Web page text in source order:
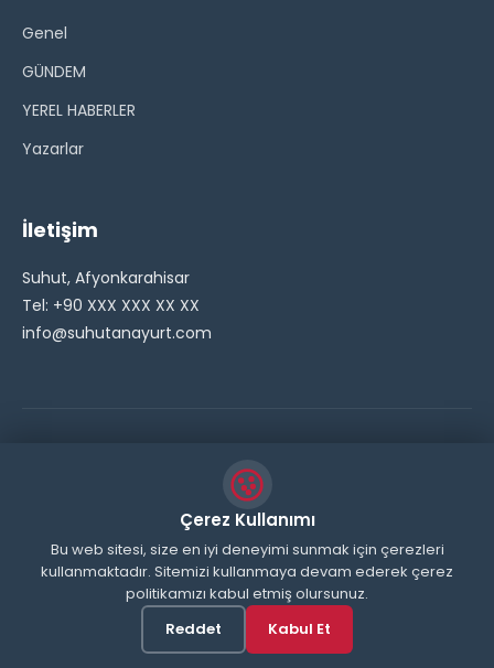
Genel
GÜNDEM
YEREL HABERLER
Yazarlar
İletişim
Suhut, Afyonkarahisar
Tel: +90 XXX XXX XX XX
info@suhutanayurt.com
Çerez Kullanımı
Bu web sitesi, size en iyi deneyimi sunmak için çerezleri
kullanmaktadır. Sitemizi kullanmaya devam ederek çerez
politikamızı kabul etmiş olursunuz.
Reddet
Kabul Et
// Side Widget Resim Fix (Dosya önbelleğini aşmak için
inline ekliyoruz) function suhut_widget_image_fix() {
echo ''; } add_action('wp_head',
'suhut_widget_image_fix'); // JavaScript ile sticky
header'ı engelle function remove_sticky_header_js() {